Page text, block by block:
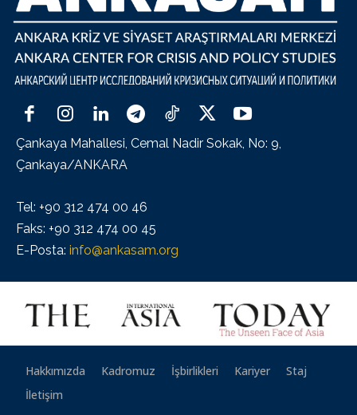
Çankaya Mahallesi, Cemal Nadir Sokak, No: 9,
Çankaya/ANKARA
Tel: +90 312 474 00 46
Faks: +90 312 474 00 45
E-Posta: info@ankasam.org
Hakkımızda Kadromuz İşbirlikleri Kariyer
Staj
İletişim